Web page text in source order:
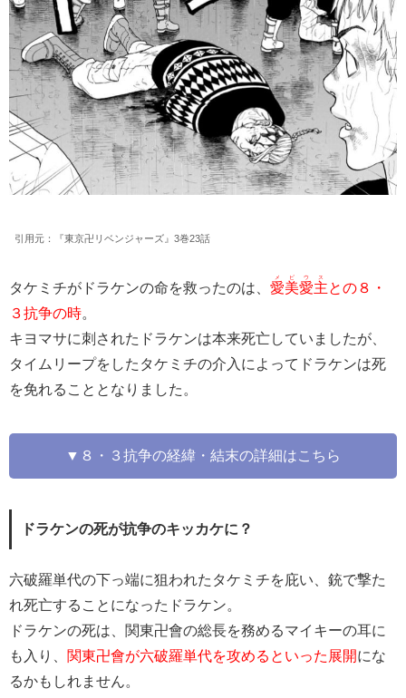
引用元：『東京卍リベンジャーズ』3巻23話
タケミチがドラケンの命を救ったのは、 愛美愛主
メビウス
との８・
３抗争の時。
キヨマサに刺されたドラケンは本来死亡していましたが、
タイムリープをしたタケミチの介入によってドラケンは死
を免れることとなりました。
▼８・３抗争の経緯・結末の詳細はこちら
ドラケンの死が抗争のキッカケに？
六破羅単代の下っ端に狙われたタケミチを庇い、銃で撃た
れ死亡することになったドラケン。
ドラケンの死は、関東卍會の総長を務めるマイキーの耳に
も入り、 関東卍會が六破羅単代を攻めるといった展開にな
るかもしれません。